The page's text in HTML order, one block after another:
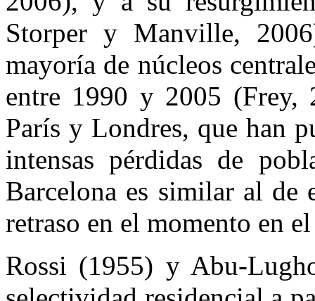
Storper y Manville,
mayoría de núcleos
entre 1990 y 2005 (Frey,
París y Londres, que han
intensas pérdidas de
Barcelona es similar al de
retraso en el momento en
Rossi (1955) y Abu-